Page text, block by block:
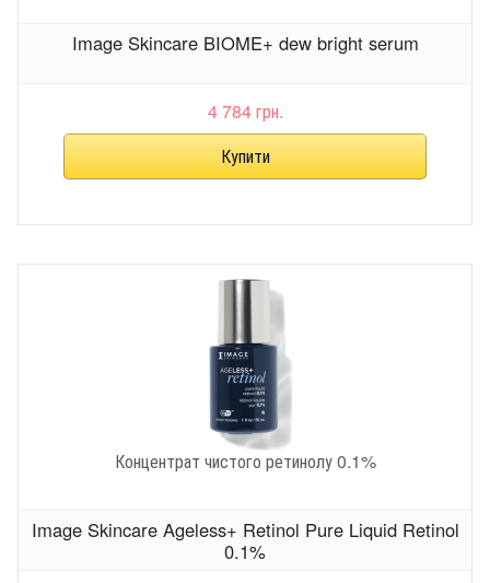
Image Skincare BIOME+ dew bright serum
4 784 грн.
Концентрат чистого ретинолу 0.1%
Image Skincare Ageless+ Retinol Pure Liquid Retinol
0.1%